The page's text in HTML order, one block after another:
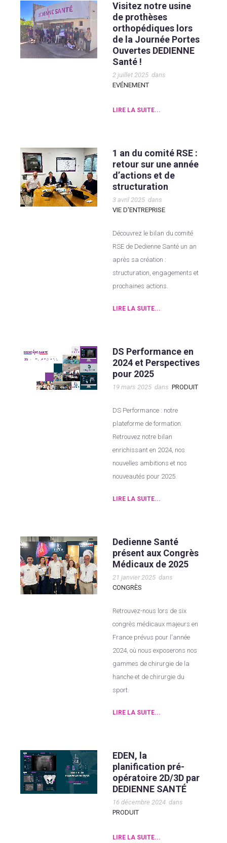
Visitez notre usine
de prothèses
orthopédiques lors
de la Journée Portes
Ouvertes DEDIENNE
Santé !
2 juillet 2025 dans
EVÉNEMENT
LIRE LA SUITE...
1 an du comité RSE :
retour sur une année
d’actions et de
structuration
3 avril 2025 dans
VIE D'ENTREPRISE
Découvrez le bilan du comité
RSE de Dedienne Santé un an
après sa création :
structuration, engagements et
prochaines actions.
LIRE LA SUITE...
DS Performance en
2024 et Perspectives
pour 2025
19 mars 2025 dans PRODUIT
DS Performance : notre
plateforme de formation.
Retrouvez notre bilan
enrichissant en 2024, nos
nouvelles ambitions et nos
nouveautés pour 2025.
LIRE LA SUITE...
Dedienne Santé
présent aux Congrès
Médicaux de 2025
21 janvier 2025 dans
CONGRÈS
Retrouvez-nous lors de six
congrès médicaux majeurs en
France prévus pour l'année
2024, où nous exposerons nos
gammes de chirurgie de la
hanche et de chirurgie du
sport.
LIRE LA SUITE...
EDEN, la
planification pré-
opératoire 2D/3D par
DEDIENNE SANTÉ
16 décembre 2024 dans
PRODUIT
LIRE LA SUITE...